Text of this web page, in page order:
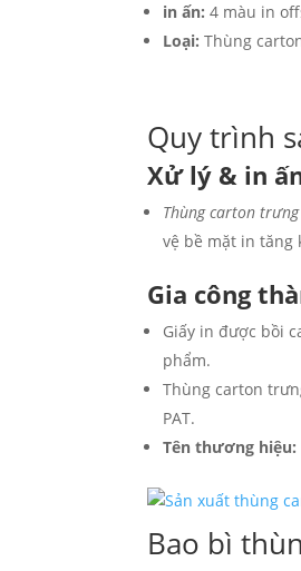
in ấn: 4 màu in
Loại: Thùng
Quy trình
Xử lý & in
Thùng carton
vệ bề mặt in tăng
Gia công
Giấy in được bồi
phẩm.
Thùng carton
PAT.
Tên thương hiệu:
Bao bì